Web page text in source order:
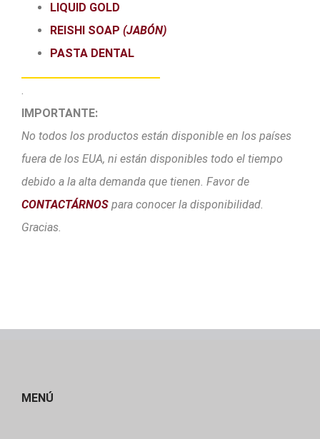
LIQUID GOLD
REISHI SOAP (JABÓN)
PASTA DENTAL
.
IMPORTANTE:
No todos los productos están disponible en los países
fuera de los EUA, ni están disponibles todo el tiempo
debido a la alta demanda que tienen. Favor de
CONTACTÁRNOS para conocer la disponibilidad.
Gracias.
MENÚ